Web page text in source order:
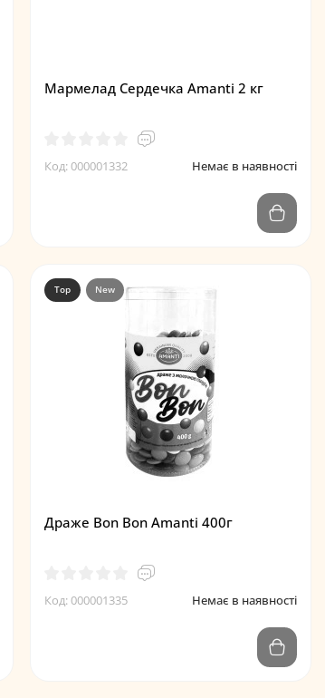
Мармелад Сердечка Amanti 2 кг
Код: 000001332 Немає в наявності
Top New
Драже Bon Bon Amanti 400г
Код: 000001335 Немає в наявності